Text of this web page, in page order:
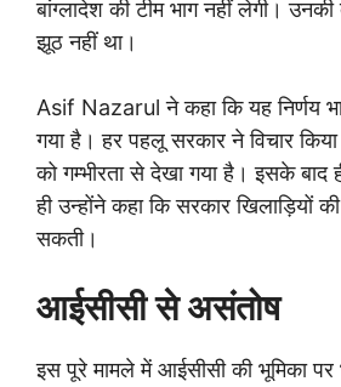
बांग्लादेश की टीम भाग नहीं लेगी। उनकी
झूठ नहीं था।
Asif Nazarul ने कहा कि यह निर्णय
गया है। हर पहलू सरकार ने विचार
को गम्भीरता से देखा गया है। इसके
ही उन्होंने कहा कि सरकार खिलाड़ियों
सकती।
आईसीसी से असंतोष
इस पूरे मामले में आईसीसी की भूमिका पर